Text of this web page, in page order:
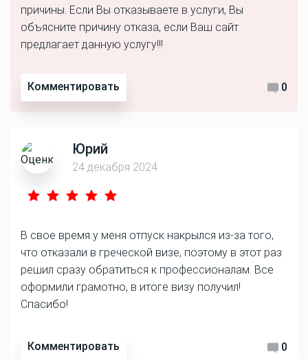
причины. Если Вы отказываете в услуги, Вы
объясните причину отказа, если Ваш сайт
предлагает данную услугу!!!
Комментировать 0
Юрий
24 декабря 2024
В свое время у меня отпуск накрылся из-за того,
что отказали в греческой визе, поэтому в этот раз
решил сразу обратиться к профессионалам. Все
оформили грамотно, в итоге визу получил!
Спасибо!
Комментировать 0